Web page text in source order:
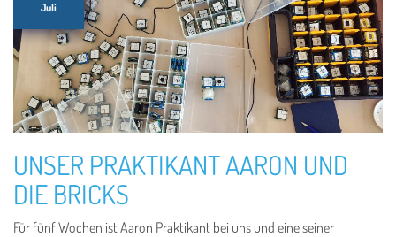
Juli
UNSER PRAKTIKANT AARON UND
DIE BRICKS
Für fünf Wochen ist Aaron Praktikant bei uns und eine seiner